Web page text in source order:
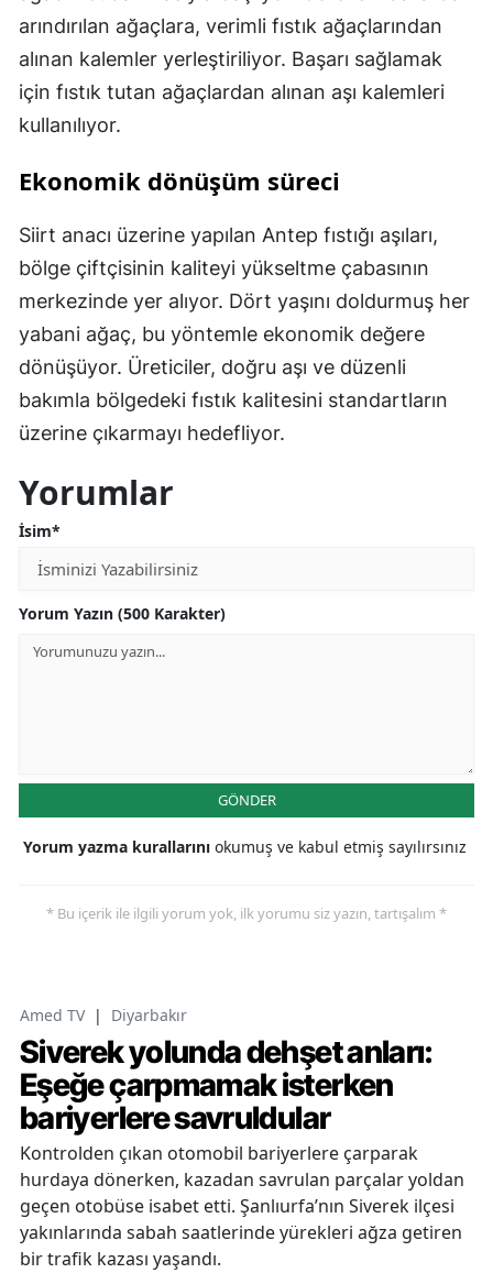
arındırılan ağaçlara, verimli fıstık ağaçlarından
alınan kalemler yerleştiriliyor. Başarı sağlamak
için fıstık tutan ağaçlardan alınan aşı kalemleri
kullanılıyor.
Ekonomik dönüşüm süreci
Siirt anacı üzerine yapılan Antep fıstığı aşıları,
bölge çiftçisinin kaliteyi yükseltme çabasının
merkezinde yer alıyor. Dört yaşını doldurmuş her
yabani ağaç, bu yöntemle ekonomik değere
dönüşüyor. Üreticiler, doğru aşı ve düzenli
bakımla bölgedeki fıstık kalitesini standartların
üzerine çıkarmayı hedefliyor.
Yorumlar
İsim*
Yorum Yazın (500 Karakter)
GÖNDER
Yorum yazma kurallarını okumuş ve kabul etmiş sayılırsınız
* Bu içerik ile ilgili yorum yok, ilk yorumu siz yazın, tartışalım *
Amed TV | Diyarbakır
Siverek yolunda dehşet anları:
Eşeğe çarpmamak isterken
bariyerlere savruldular
Kontrolden çıkan otomobil bariyerlere çarparak
hurdaya dönerken, kazadan savrulan parçalar yoldan
geçen otobüse isabet etti. Şanlıurfa’nın Siverek ilçesi
yakınlarında sabah saatlerinde yürekleri ağza getiren
bir trafik kazası yaşandı.